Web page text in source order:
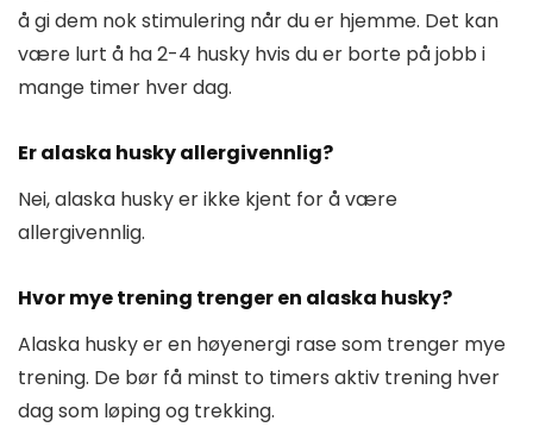
å gi dem nok stimulering når du er hjemme. Det kan
være lurt å ha 2-4 husky hvis du er borte på jobb i
mange timer hver dag.
Er alaska husky allergivennlig?
Nei, alaska husky er ikke kjent for å være
allergivennlig.
Hvor mye trening trenger en alaska husky?
Alaska husky er en høyenergi rase som trenger mye
trening. De bør få minst to timers aktiv trening hver
dag som løping og trekking.